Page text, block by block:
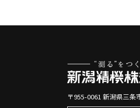
〒955-0061 新潟県三条